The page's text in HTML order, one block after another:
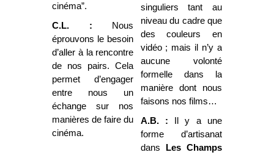
cinéma”.
C.L. : Nous
éprouvons le besoin
d’aller à la rencontre
de nos pairs. Cela
permet d’engager
entre nous un
échange sur nos
manières de faire du
cinéma.
singuliers tant au
niveau du cadre que
des couleurs en
vidéo ; mais il n’y a
aucune volonté
formelle dans la
manière dont nous
faisons nos films…
A.B. : Il y a une
forme d’artisanat
dans Les Champs